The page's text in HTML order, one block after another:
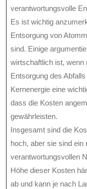
verantwortungsvolle
Es ist wichtig
Entsorgung von
sind. Einige
wirtschaftlich ist, wenn
Entsorgung des
Kernenergie eine
dass die Kosten
gewährleisten.
Insgesamt sind die
hoch, aber sie sind ein
verantwortungsvollen
Höhe dieser Kosten
ab und kann je nach